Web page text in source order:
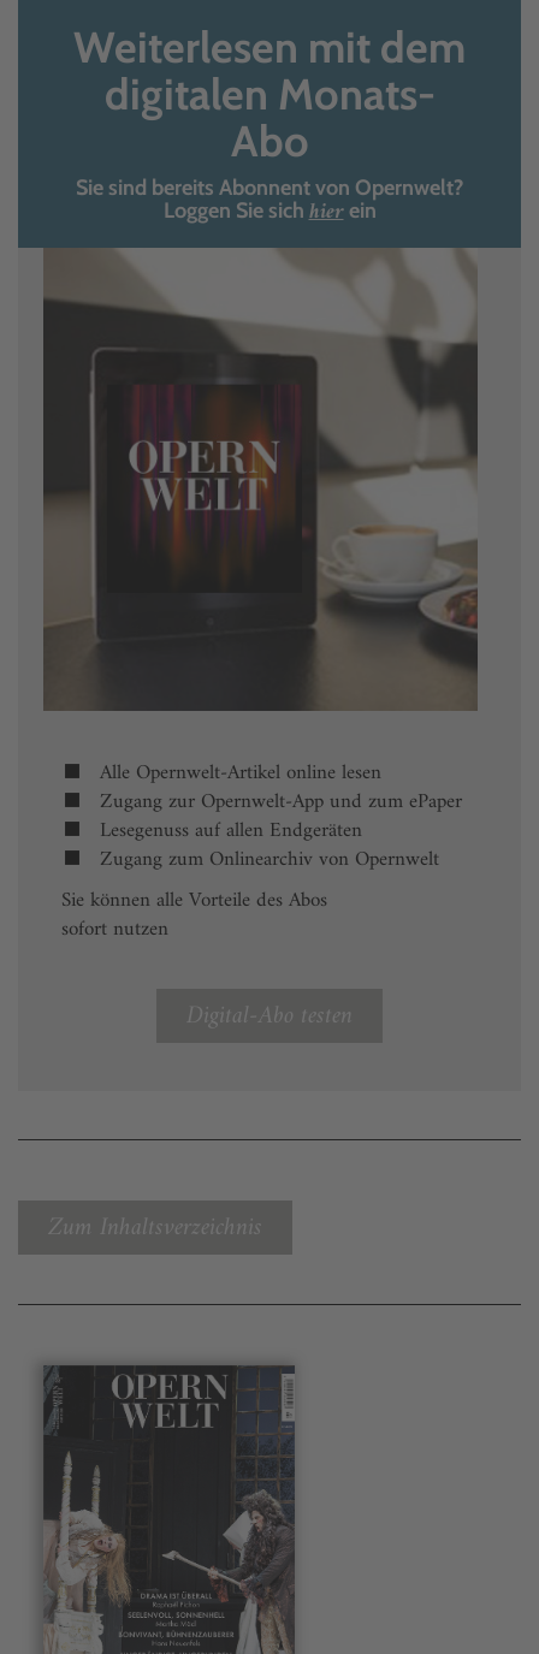
Weiterlesen mit dem
digitalen Monats-
Abo
Sie sind bereits Abonnent von Opernwelt?
Loggen Sie sich hierein
Alle Opernwelt-Artikel online lesen
Zugang zur Opernwelt-App und zum ePaper
Lesegenuss auf allen Endgeräten
Zugang zum Onlinearchiv von Opernwelt
Sie können alle Vorteile des Abos
sofort nutzen
Digital-Abo testen
Zum Inhaltsverzeichnis